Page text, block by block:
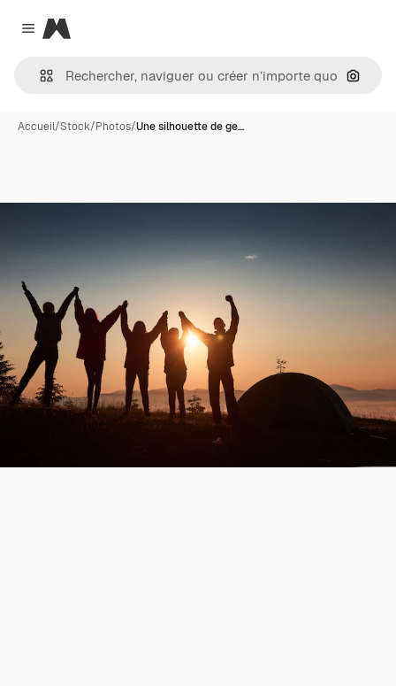
Close menu
Magnific
Accueil/Stock/Photos/Une silhouette de ge…